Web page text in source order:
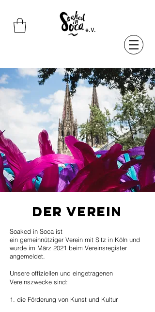
e.V.
DER VEREIN
Soaked in Soca ist
ein gemeinnütziger Verein mit Sitz in Köln und
wurde im März 2021 beim Vereinsregister
angemeldet.
Unsere offiziellen und eingetragenen
Vereinszwecke sind:
1. die Förderung von Kunst und Kultur